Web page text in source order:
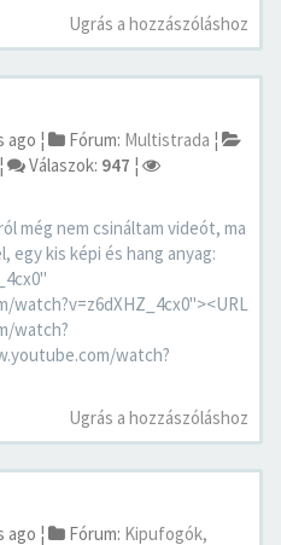
Ugrás a hozzászóláshoz
ago ¦ Fórum: Multistrada ¦
¦ Válaszok: 947 ¦
még nem csináltam videót, ma
kis képi és hang anyag:
watch?
watch?
Ugrás a hozzászóláshoz
ago ¦ Fórum: Kipufogók,